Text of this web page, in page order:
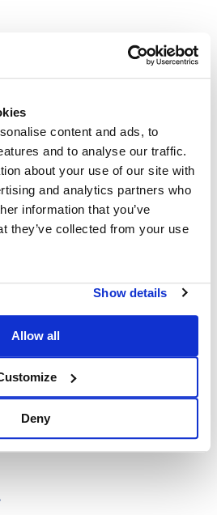
content and ads, to
and to analyse our traffic.
about your use of our site with
and analytics partners who
information that you’ve
they’ve collected from your use
Show details
Allow all
Deny